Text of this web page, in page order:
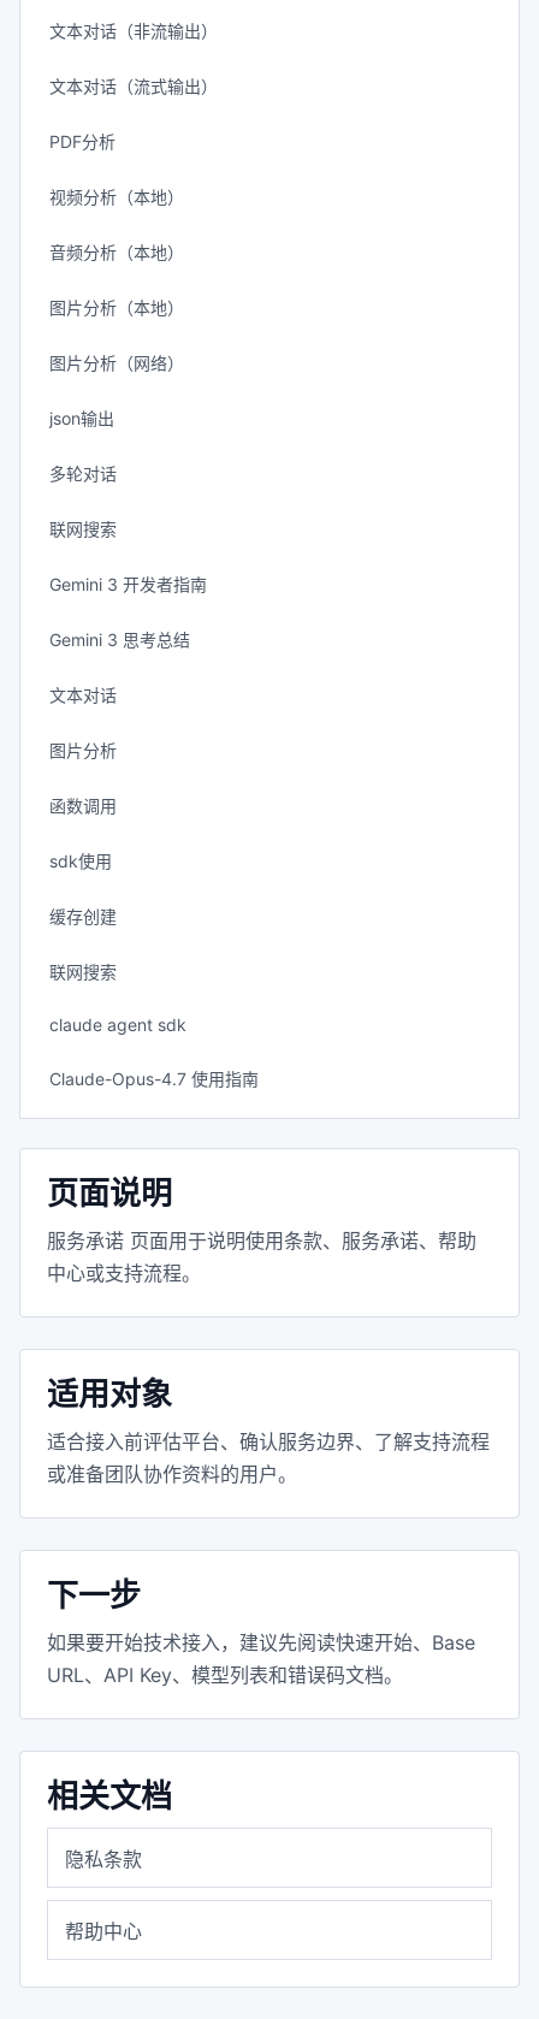
文本对话（非流输出）
文本对话（流式输出）
PDF分析
视频分析（本地）
音频分析（本地）
图片分析（本地）
图片分析（网络）
json输出
多轮对话
联网搜索
Gemini 3 开发者指南
Gemini 3 思考总结
文本对话
图片分析
函数调用
sdk使用
缓存创建
联网搜索
claude agent sdk
Claude-Opus-4.7 使用指南
页面说明
服务承诺 页面用于说明使用条款、服务承诺、帮助
中心或支持流程。
适用对象
适合接入前评估平台、确认服务边界、了解支持流程
或准备团队协作资料的用户。
下一步
如果要开始技术接入，建议先阅读快速开始、Base
URL、API Key、模型列表和错误码文档。
相关文档
隐私条款
帮助中心